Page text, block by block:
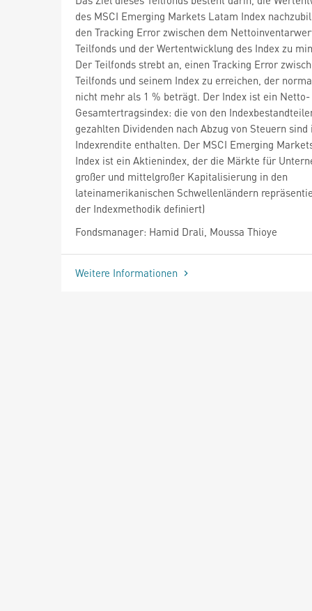
des MSCI Emerging Markets Latam Index
den Tracking Error zwischen dem
Teilfonds und der Wertentwicklung des Index zu
Der Teilfonds strebt an, einen Tracking Error
Teilfonds und seinem Index zu erreichen, der
nicht mehr als 1 % beträgt. Der Index ist ein Netto-
Gesamtertragsindex: die von den
gezahlten Dividenden nach Abzug von Steuern sind
Indexrendite enthalten. Der MSCI Emerging
Index ist ein Aktienindex, der die Märkte für
großer und mittelgroßer Kapitalisierung in den
lateinamerikanischen Schwellenländern
der Indexmethodik definiert)
Fondsmanager: Hamid Drali, Moussa Thioye
Weitere Informationen